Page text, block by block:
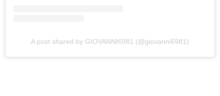
A post shared by GIOVANNI6981 (@giovanni6981)